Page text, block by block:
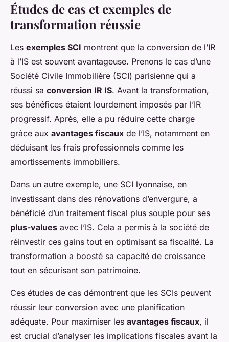
Études de cas et exemples de
transformation réussie
Les exemples SCI montrent que la conversion de l’IR
à l’IS est souvent avantageuse. Prenons le cas d’une
Société Civile Immobilière (SCI) parisienne qui a
réussi sa conversion IR IS. Avant la transformation,
ses bénéfices étaient lourdement imposés par l’IR
progressif. Après, elle a pu réduire cette charge
grâce aux avantages fiscaux de l’IS, notamment en
déduisant les frais professionnels comme les
amortissements immobiliers.
Dans un autre exemple, une SCI lyonnaise, en
investissant dans des rénovations d’envergure, a
bénéficié d’un traitement fiscal plus souple pour ses
plus-values avec l’IS. Cela a permis à la société de
réinvestir ces gains tout en optimisant sa fiscalité. La
transformation a boosté sa capacité de croissance
tout en sécurisant son patrimoine.
Ces études de cas démontrent que les SCIs peuvent
réussir leur conversion avec une planification
adéquate. Pour maximiser les avantages fiscaux, il
est crucial d’analyser les implications fiscales avant la